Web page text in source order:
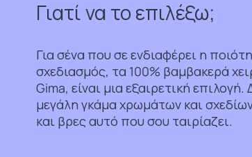
Γιατί να το επιλέξω;
Για σένα που σε ενδιαφέρει η
σχεδιασμός, τα 100% βαμβακερά
Gima, είναι μια εξαιρετική
μεγάλη γκάμα χρωμάτων και
και βρες αυτό που σου ταιρίαζει.